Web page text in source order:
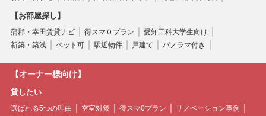
【お部屋探し】
蒲郡・幸田賃貸ナビ 得スマ０プラン
愛知工科大学生向け
新築・築浅
ペット可 駅近物件 戸建て パノラマ付き
【オーナー様向け】
貸したい
選ばれる5つの理由 空室対策 得スマ0プラン
リノベーション事例